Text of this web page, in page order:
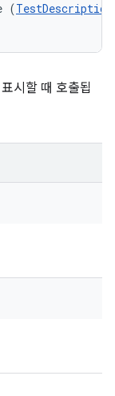
(TestDescription
시할 때 호출됩